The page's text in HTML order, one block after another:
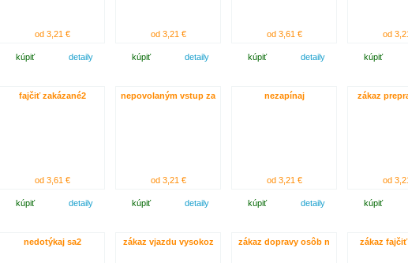
od 3,21 €
kúpiť detaily
od 3,21 €
kúpiť detaily
od 3,61 €
kúpiť detaily
od
kúpiť
fajčiť zakázané2
od 3,61 €
kúpiť detaily
nepovolaným vstup za
od 3,21 €
kúpiť detaily
nezapínaj
od 3,21 €
kúpiť detaily
zákaz
od
kúpiť
nedotýkaj sa2 zákaz vjazdu vysokoz zákaz dopravy osôb n zákaz